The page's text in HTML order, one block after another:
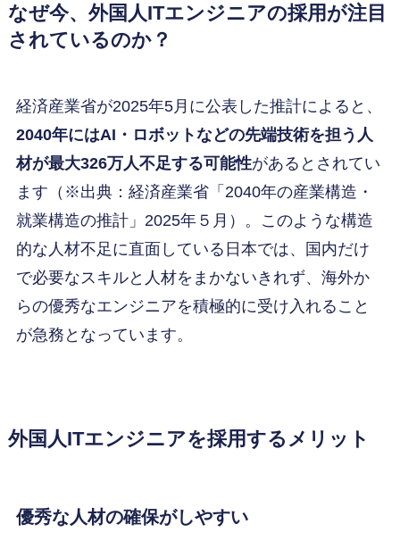
なぜ今、外国人ITエンジニアの採用が注目
されているのか？
経済産業省が2025年5月に公表した推計によると、
2040年にはAI・ロボットなどの先端技術を担う人
材が最大326万人不足する可能性があるとされてい
ます（※出典：経済産業省「2040年の産業構造・
就業構造の推計」2025年５月）。このような構造
的な人材不足に直面している日本では、国内だけ
で必要なスキルと人材をまかないきれず、海外か
らの優秀なエンジニアを積極的に受け入れること
が急務となっています。
外国人ITエンジニアを採用するメリット
優秀な人材の確保がしやすい